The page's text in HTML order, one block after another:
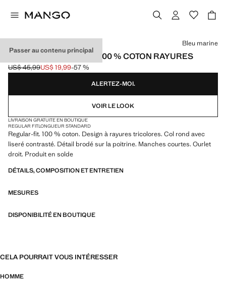
Passer au contenu principal
T-SHIRT REGULAR-FIT 100 % COTON RAYURES
Prix initial barré [US$ 45,99 ]
US$ 45,99
Prix actuel [US$ 19,99 ]
US$ 19,99-57 %
Choisissez une couleur
Bleu marine
ALERTEZ-MOI.
VOIR LE LOOK
LIVRAISON GRATUITE EN BOUTIQUE
REGULAR FITLONGUEUR STANDARD
Regular-fit. 100 % coton. Design à rayures tricolores. Col rond avec
liseré contrasté. Détail brodé sur la poitrine. Manches courtes. Ourlet
droit. Produit en solde
DÉTAILS, COMPOSITION ET ENTRETIEN
MESURES
DISPONIBILITÉ EN BOUTIQUE
CELA POURRAIT VOUS INTÉRESSER
HOMME